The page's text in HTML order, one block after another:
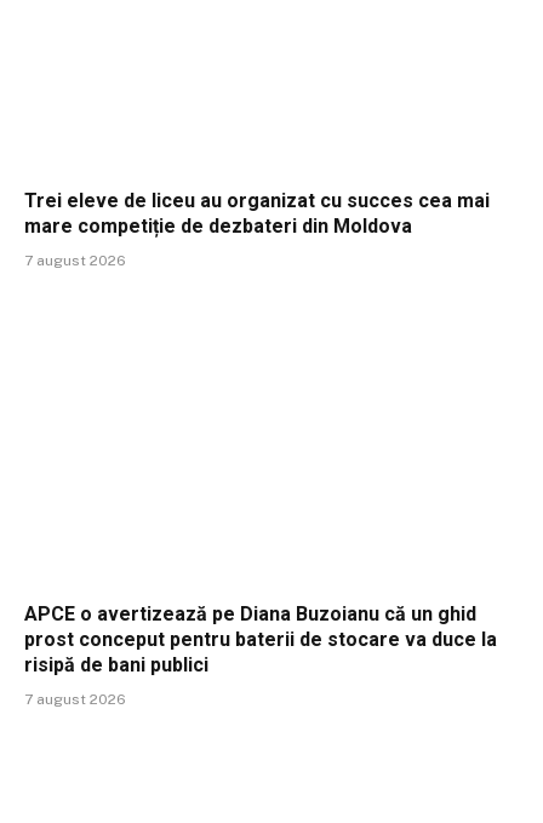
Trei eleve de liceu au organizat cu succes cea mai
mare competiție de dezbateri din Moldova
7 august 2026
APCE o avertizează pe Diana Buzoianu că un ghid
prost conceput pentru baterii de stocare va duce la
risipă de bani publici
7 august 2026